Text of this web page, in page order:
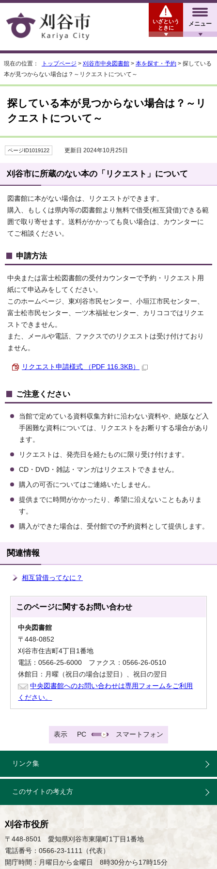
メニュー
いざという
ときに
現在の位置： トップページ > 刈谷市中央図書館 > 本を探す・予約 > 探している
本が見つからない場合は？～リクエストについて～
探している本が見つからない場合は？～リ
クエストについて～
ページID1019122 更新日 2024年10月25日
刈谷市に所蔵のない本の「リクエスト」について
図書館に本がない場合は、リクエストができます。
購入、もしくは県内等の図書館より無料で借受(相互貸借)できる範
囲で取り寄せます。送料がかかっても良い場合は、カウンターに
てご相談ください。
申請方法
中央または富士松図書館の受付カウンターで予約・リクエスト用
紙にて申込みをしてください。
このホームページ、東刈谷市民センター、小垣江市民センター、
富士松市民センター、一ツ木福祉センター、カリココではリクエ
ストできません。
また、メールや電話、ファクスでのリクエストは受け付けており
ません。
リクエスト申請様式 （PDF 116.3KB）
ご注意ください
当館で定めている資料収集方針に沿わない資料や、絶版など入
手困難な資料については、リクエストをお断りする場合があり
ます。
リクエストは、発売日を経たものに限り受け付けます。
CD・DVD・雑誌・マンガはリクエストできません。
購入の可否についてはご連絡いたしません。
提供までに時間がかかったり、希望に沿えないこともありま
す。
購入ができた場合は、受付館での予約資料として提供します。
関連情報
相互貸借ってなに？
このページに関するお問い合わせ
中央図書館
〒448-0852
刈谷市住吉町4丁目1番地
電話：0566-25-6000 ファクス：0566-26-0510
休館日：月曜（祝日の場合は翌日）、祝日の翌日
中央図書館へのお問い合わせは専用フォームをご利用
ください。
表示 PC スマートフォン
リンク集
このサイトの考え方
刈谷市役所
〒448-8501 愛知県刈谷市東陽町1丁目1番地
電話番号：0566-23-1111（代表）
開庁時間：月曜日から金曜日 8時30分から17時15分